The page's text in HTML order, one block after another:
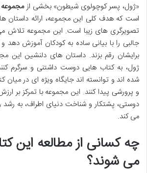
«ژول، پسر کوچولوی شیطون» بخشی از
است که هدف کلی این مجموعه، ارائه داستان
تصویرگری های زیبا است. این مجموعه تلاش
جالبی را با بیانی ساده به کودکان آموزش
برایشان رقم بزند. داستان های دلنشین این
ژول، به کتاب هایی دوست داشتنی و سرگرم
شده اند و توانسته اند جایگاه ویژه ای در
و پرورشی پیدا کنند. این مجموعه با تمرکز بر
دوستی، پشتکار و شناخت دنیای اطراف، به رشد
می کند.
چه کسانی از مطالعه این
می شوند؟